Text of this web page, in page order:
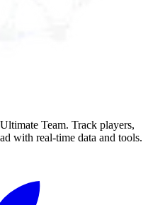
Ultimate Team. Track players,
with real-time data and tools.